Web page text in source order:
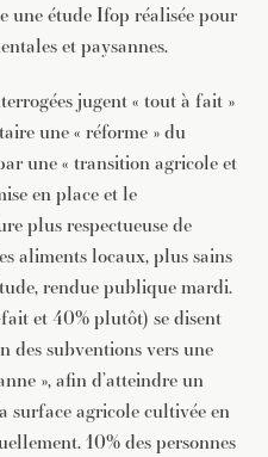
une étude Ifop réalisée pour
et paysannes.
jugent « tout à fait »
une « réforme » du
une « transition agricole et
en place et le
plus respectueuse de
aliments locaux, plus sains
rendue publique mardi.
et 40% plutôt) se disent
des subventions vers une
», afin d’atteindre un
surface agricole cultivée en
10% des personnes